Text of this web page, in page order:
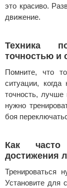
это красиво.
движение.
Техника
точностью и
Помните, что
ситуации,
точность, лучше
нужно
боя
Как часто
достижения
Тренироваться
Установите для